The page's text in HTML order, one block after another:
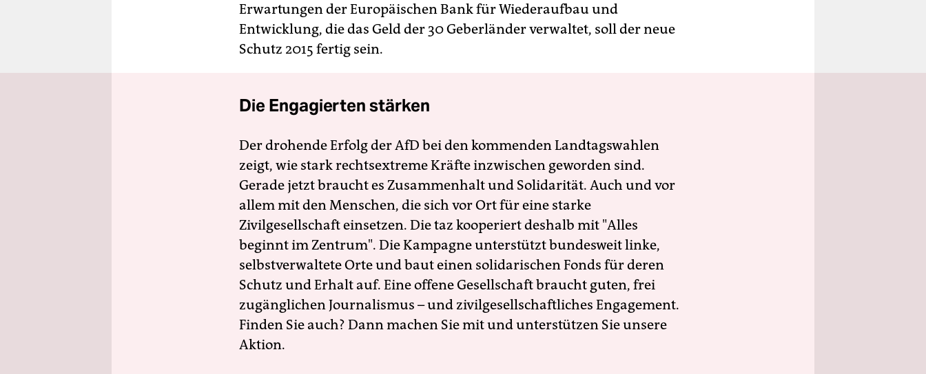
Erwartungen der Europäischen Bank für Wiederaufbau und
Entwicklung, die das Geld der 30 Geberländer verwaltet, soll der neue
Schutz 2015 fertig sein.
Die Engagierten stärken
Der drohende Erfolg der AfD bei den kommenden Landtagswahlen
zeigt, wie stark rechtsextreme Kräfte inzwischen geworden sind.
Gerade jetzt braucht es Zusammenhalt und Solidarität. Auch und vor
allem mit den Menschen, die sich vor Ort für eine starke
Zivilgesellschaft einsetzen. Die taz kooperiert deshalb mit "Alles
beginnt im Zentrum". Die Kampagne unterstützt bundesweit linke,
selbstverwaltete Orte und baut einen solidarischen Fonds für deren
Schutz und Erhalt auf. Eine offene Gesellschaft braucht guten, frei
zugänglichen Journalismus – und zivilgesellschaftliches Engagement.
Finden Sie auch? Dann machen Sie mit und unterstützen Sie unsere
Aktion.